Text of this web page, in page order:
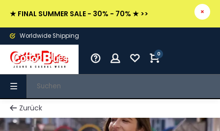
★ FINAL SUMMER SALE - 30% - 70% ★ >>
Worldwide Shipping
0
Zurück